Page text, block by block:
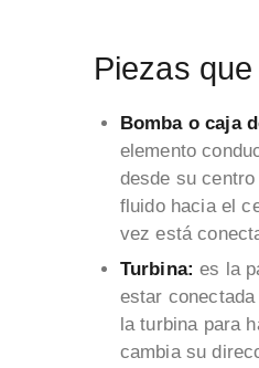
Piezas
Bomba o caja
elemento
desde su
fluido hacia el
vez está
Turbina:es la
estar
la turbina para
cambia su